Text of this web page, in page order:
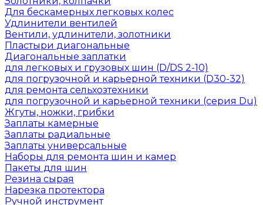
Для бескамерных легковых колес
Удлинители вентилей
Вентили, удлинители, золотники
Пластыри диагональные
Диагональные заплатки
для легковых и грузовых шин (D/DS 2-10)
для погрузочной и карьерной техники (D30-32)
для ремонта сельхозтехники
для погрузочной и карьерной техники (серия Du)
Жгуты, ножки, грибки
Заплаты камерные
Заплаты радиальные
Заплаты универсальные
Наборы для ремонта шин и камер
Пакеты для шин
Резина сырая
Нарезка протектора
Ручной инструмент